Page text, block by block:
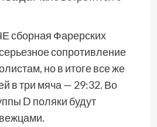
сборная Фарерских
сопротивление
но в итоге все же
в три мяча — 29:32. Во
D поляки будут